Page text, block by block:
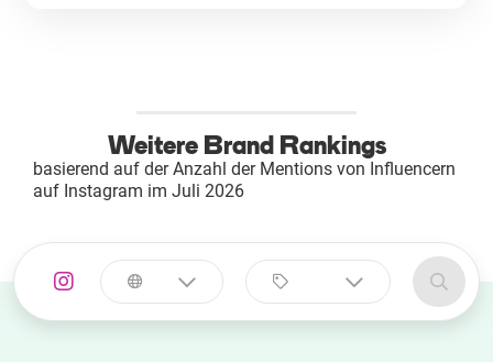
Weitere Brand Rankings
basierend auf der Anzahl der Mentions von Influencern
auf Instagram im Juli 2026